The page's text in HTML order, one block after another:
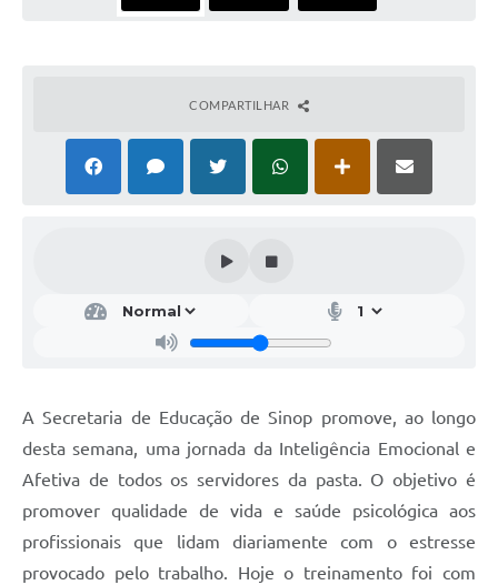
COMPARTILHAR
A Secretaria de Educação de Sinop promove, ao longo
desta semana, uma jornada da Inteligência Emocional e
Afetiva de todos os servidores da pasta. O objetivo é
promover qualidade de vida e saúde psicológica aos
profissionais que lidam diariamente com o estresse
provocado pelo trabalho. Hoje o treinamento foi com